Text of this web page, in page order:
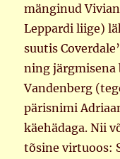
mänginud
Leppardi liige)
suutis
ning järgmisena
Vandenberg
pärisnimi
käehädaga. Nii
tõsine virtuoos: